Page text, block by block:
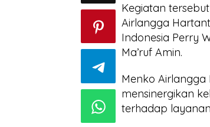
Kegiatan
Airlangga
Indonesia Perry
Ma’ruf Amin.
Menko
mensinergikan
terhadap